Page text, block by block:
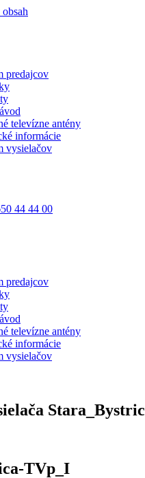
predajcov
televízne antény
informácie
vysielačov
44 44 00
predajcov
televízne antény
informácie
vysielačov
TVp_I